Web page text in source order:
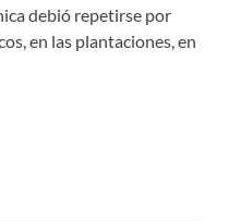
debió repetirse por
en las plantaciones, en